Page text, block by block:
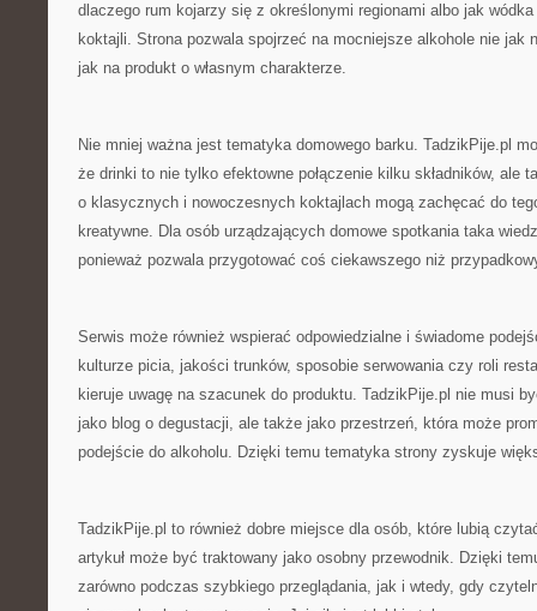
dlaczego rum kojarzy się z określonymi regionami albo jak
koktajli. Strona pozwala spojrzeć na mocniejsze alkohole nie jak
jak na produkt o własnym charakterze.
Nie mniej ważna jest tematyka domowego barku. TadzikPije.pl
że drinki to nie tylko efektowne połączenie kilku składników, ale
o klasycznych i nowoczesnych koktajlach mogą zachęcać do
kreatywne. Dla osób urządzających domowe spotkania taka
ponieważ pozwala przygotować coś ciekawszego niż
Serwis może również wspierać odpowiedzialne i świadome
kulturze picia, jakości trunków, sposobie serwowania czy roli
kieruje uwagę na szacunek do produktu. TadzikPije.pl nie musi
jako blog o degustacji, ale także jako przestrzeń, która może
podejście do alkoholu. Dzięki temu tematyka strony zyskuje
TadzikPije.pl to również dobre miejsce dla osób, które lubią
artykuł może być traktowany jako osobny przewodnik. Dzięki
zarówno podczas szybkiego przeglądania, jak i wtedy, gdy